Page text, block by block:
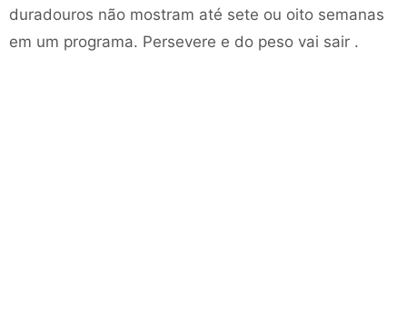
duradouros não mostram até sete ou oito semanas
em um programa. Persevere e do peso vai sair .